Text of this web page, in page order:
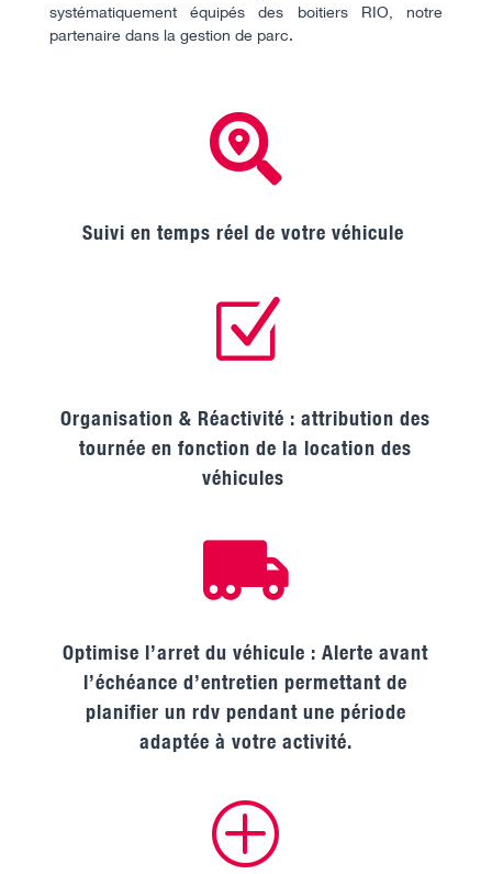
systématiquementéquipésdes boitiers RIO, notre
partenaire dans la gestion de parc.

Suivi en temps réel de votre véhicule
Z
Organisation & Réactivité : attribution des
tournée en fonction de la location des
véhicules

Optimise l’arret du véhicule :Alerte avant
l’échéance d’entretien permettant de
planifier un rdv pendant une période
adaptée à votre activité.
P